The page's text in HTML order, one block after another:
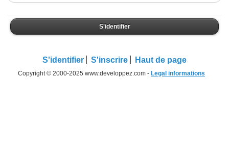
S'identifier
S'identifier S'inscrire Haut de page
Copyright © 2000-2025 www.developpez.com - Legal informations